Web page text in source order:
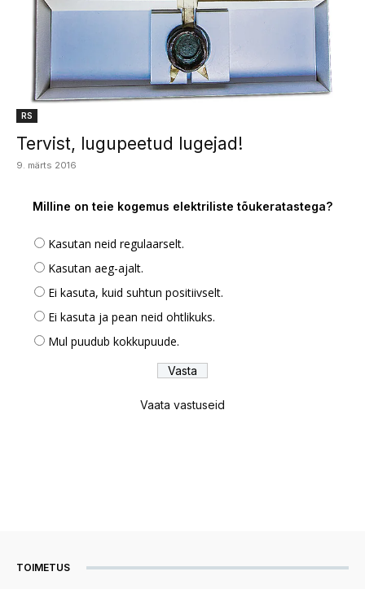
RS
Tervist, lugupeetud lugejad!
9. märts 2016
Milline on teie kogemus elektriliste tõukeratastega?
Kasutan neid regulaarselt.
Kasutan aeg-ajalt.
Ei kasuta, kuid suhtun positiivselt.
Ei kasuta ja pean neid ohtlikuks.
Mul puudub kokkupuude.
Vaata vastuseid
TOIMETUS